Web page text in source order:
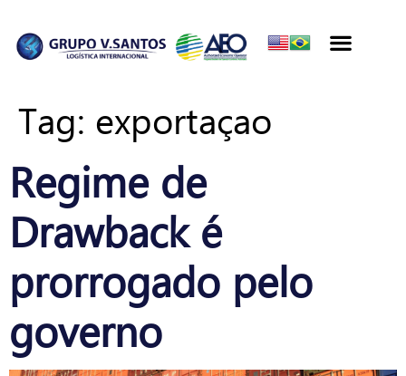
Tag: exportaçao
Regime de
Drawback é
prorrogado pelo
governo